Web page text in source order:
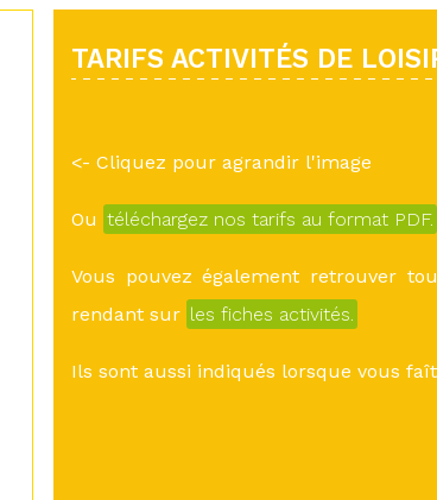
TARIFS ACTIVITÉS DE
<- Cliquez pour agrandir l'image
Ou téléchargez nos tarifs au format PDF.
Vous pouvez également retrouver
rendant sur les fiches activités.
Ils sont aussi indiqués lorsque vous